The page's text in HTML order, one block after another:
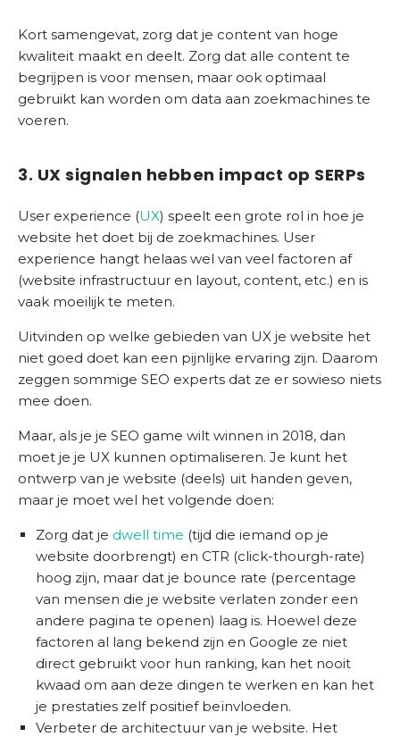
Kort samengevat, zorg dat je content van hoge
kwaliteit maakt en deelt. Zorg dat alle content te
begrijpen is voor mensen, maar ook optimaal
gebruikt kan worden om data aan zoekmachines te
voeren.
3. UX signalen hebben impact op SERPs
User experience (UX) speelt een grote rol in hoe je
website het doet bij de zoekmachines. User
experience hangt helaas wel van veel factoren af
(website infrastructuur en layout, content, etc.) en is
vaak moeilijk te meten.
Uitvinden op welke gebieden van UX je website het
niet goed doet kan een pijnlijke ervaring zijn. Daarom
zeggen sommige SEO experts dat ze er sowieso niets
mee doen.
Maar, als je je SEO game wilt winnen in 2018, dan
moet je je UX kunnen optimaliseren. Je kunt het
ontwerp van je website (deels) uit handen geven,
maar je moet wel het volgende doen:
Zorg dat je dwell time (tijd die iemand op je
website doorbrengt) en CTR (click-thourgh-rate)
hoog zijn, maar dat je bounce rate (percentage
van mensen die je website verlaten zonder een
andere pagina te openen) laag is. Hoewel deze
factoren al lang bekend zijn en Google ze niet
direct gebruikt voor hun ranking, kan het nooit
kwaad om aan deze dingen te werken en kan het
je prestaties zelf positief beïnvloeden.
Verbeter de architectuur van je website. Het